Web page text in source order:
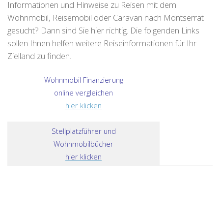
Informationen und Hinweise zu Reisen mit dem
Wohnmobil, Reisemobil oder Caravan nach Montserrat
gesucht? Dann sind Sie hier richtig. Die folgenden Links
sollen Ihnen helfen weitere Reiseinformationen für Ihr
Zielland zu finden.
Wohnmobil Finanzierung
online vergleichen
hier klicken
Stellplatzführer und
Wohnmobilbücher
hier klicken